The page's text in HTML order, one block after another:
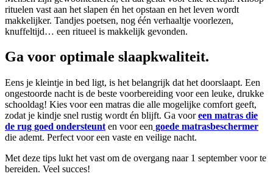
rituelen vast aan het slapen én het opstaan en het leven wordt
makkelijker. Tandjes poetsen, nog één verhaaltje voorlezen,
knuffeltijd… een ritueel is makkelijk gevonden.
Ga voor optimale slaapkwaliteit.
Eens je kleintje in bed ligt, is het belangrijk dat het doorslaapt. Een
ongestoorde nacht is de beste voorbereiding voor een leuke, drukke
schooldag! Kies voor een matras die alle mogelijke comfort geeft,
zodat je kindje snel rustig wordt én blijft. Ga vooreen matras die
de rug goed ondersteunt en voor een goede matrasbeschermer
die ademt. Perfect voor een vaste en veilige nacht.
Met deze tips lukt het vast om de overgang naar 1 september voor te
bereiden. Veel succes!